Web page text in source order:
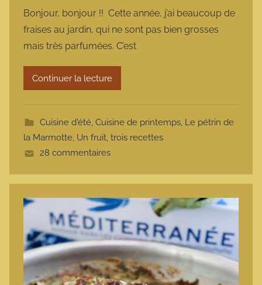
r
m
a
r
m
t
e
Bonjour, bonjour !! Cette année, j’ai beaucoup de
fraises au jardin, qui ne sont pas bien grosses
mais très parfumées. C’est
Continuer la lecture
Cuisine d'été, Cuisine de printemps, Le pétrin de
la Marmotte, Un fruit, trois recettes
28 commentaires